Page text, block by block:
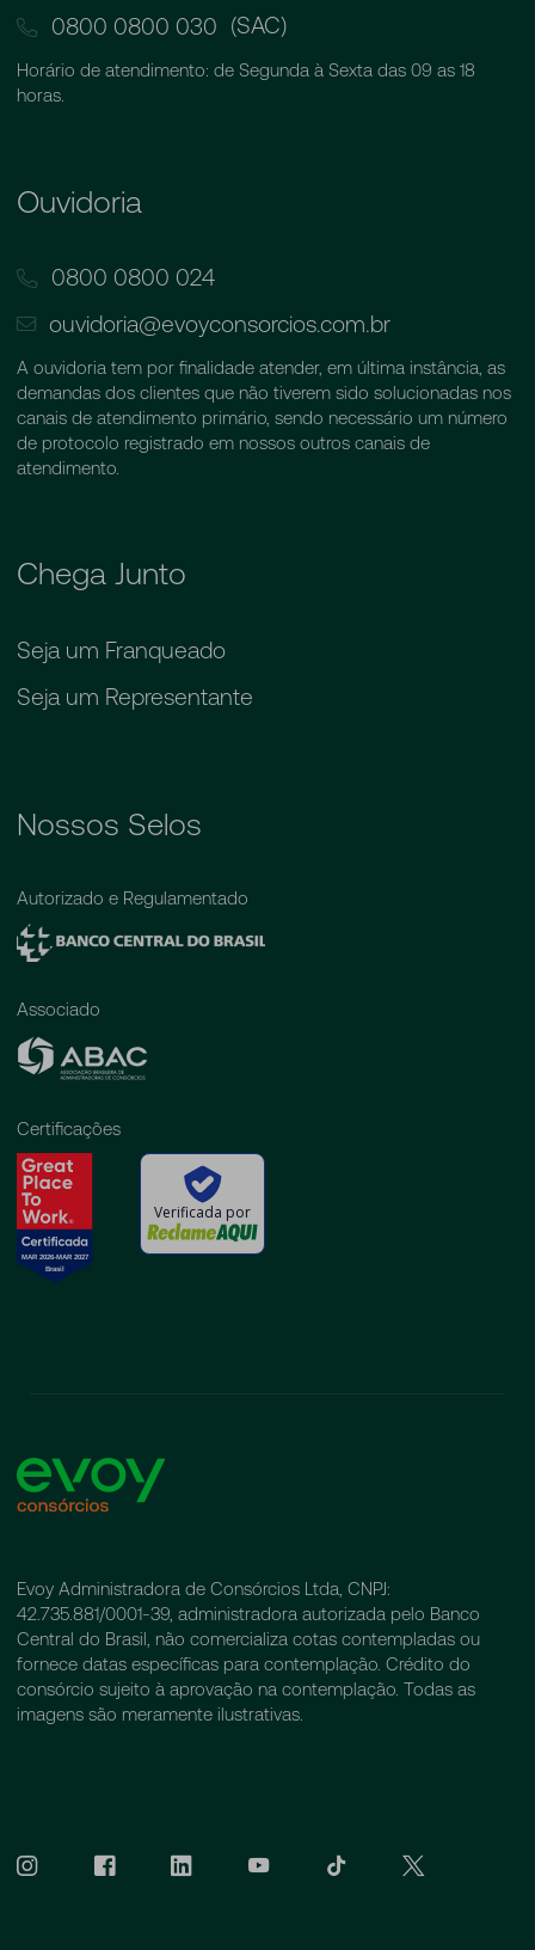
0800 0800 030 (SAC)
Horário de atendimento: de Segunda à Sexta das 09 as 18
horas.
Ouvidoria
0800 0800 024
ouvidoria@evoyconsorcios.com.br
A ouvidoria tem por finalidade atender, em última instância, as
demandas dos clientes que não tiverem sido solucionadas nos
canais de atendimento primário, sendo necessário um número
de protocolo registrado em nossos outros canais de
atendimento.
Chega Junto
Seja um Franqueado
Seja um Representante
Nossos Selos
Autorizado e Regulamentado
Associado
Certificações
Verificada por
Evoy Administradora de Consórcios Ltda, CNPJ:
42.735.881/0001-39, administradora autorizada pelo Banco
Central do Brasil, não comercializa cotas contempladas ou
fornece datas específicas para contemplação. Crédito do
consórcio sujeito à aprovação na contemplação. Todas as
imagens são meramente ilustrativas.